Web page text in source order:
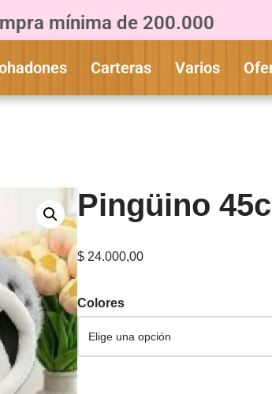
mínima de 200.000
Carteras Varios
Pingüino
$ 24.000,00
Colores